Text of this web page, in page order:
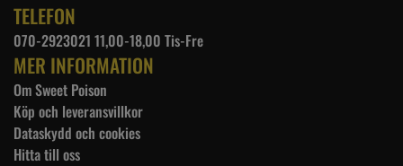
TELEFON
070-2923021 11,00-18,00 Tis-Fre
MER INFORMATION
Om Sweet Poison
Köp och leveransvillkor
Dataskydd och cookies
Hitta till oss